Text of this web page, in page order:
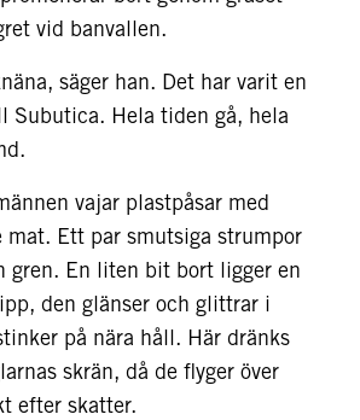
vid banvallen.
säger han. Det har varit en
Subutica. Hela tiden gå, hela
vajar plastpåsar med
mat. Ett par smutsiga strumpor
gren. En liten bit bort ligger en
den glänser och glittrar i
på nära håll. Här dränks
skrän, då de flyger över
efter skatter.